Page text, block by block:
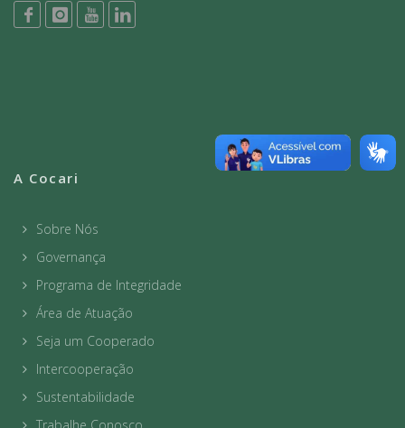
A Cocari
Sobre Nós
Governança
Programa de Integridade
Área de Atuação
Seja um Cooperado
Intercooperação
Sustentabilidade
Trabalhe Conosco